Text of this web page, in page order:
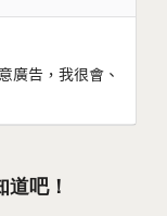
廣告，我很會、
吧！